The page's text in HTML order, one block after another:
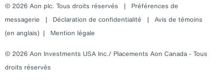
© 2026 Aon plc. Tous droits réservés | Préférences de
messagerie | Déclaration de confidentialité | Avis de témoins
(en anglais) | Mention légale
© 2026 Aon Investments USA Inc./ Placements Aon Canada - Tous
droits réservés